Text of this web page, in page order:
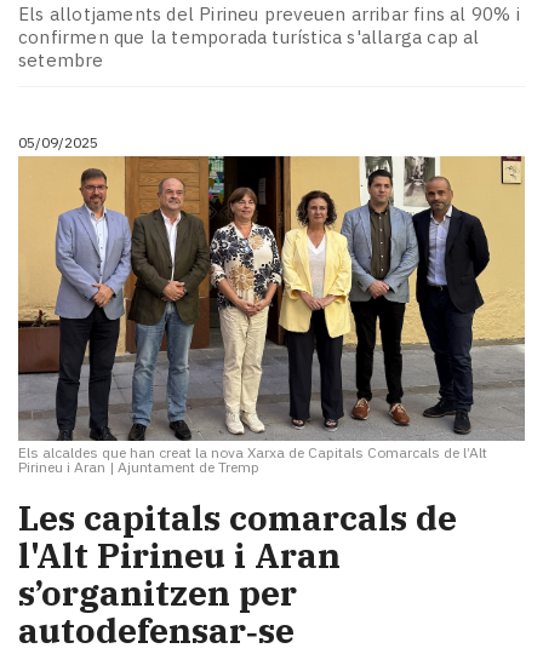
Els allotjaments del Pirineu preveuen arribar fins al 90% i
confirmen que la temporada turística s'allarga cap al
setembre
05/09/2025
Els alcaldes que han creat la nova Xarxa de Capitals Comarcals de l’Alt
Pirineu i Aran | Ajuntament de Tremp
Les capitals comarcals de
l'Alt Pirineu i Aran
s’organitzen per
autodefensar‑se